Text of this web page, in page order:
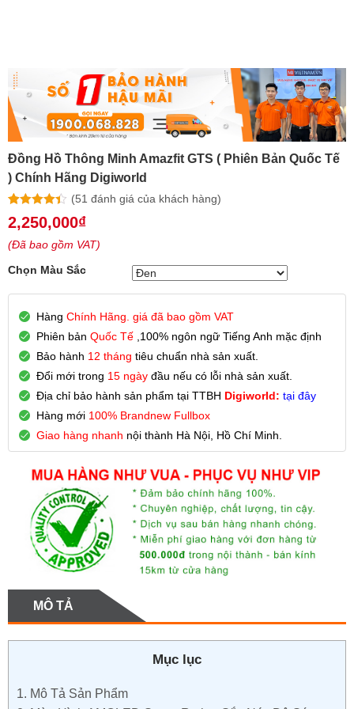
Đồng Hồ Thông Minh Amazfit GTS ( Phiên Bản Quốc Tế
) Chính Hãng Digiworld
4.34trên 5
dựa trên
50
(51 đánh giá của khách hàng)
2,250,000₫
(Đã bao gồm VAT)
Chọn Màu Sắc
Hàng Chính Hãng. giá đã bao gồm VAT
Phiên bản Quốc Tế ,100% ngôn ngữ Tiếng Anh mặc định
Bảo hành 12 tháng tiêu chuẩn nhà sản xuất.
Đổi mới trong 15 ngày đầu nếu có lỗi nhà sản xuất.
Địa chỉ bảo hành sản phẩm tại TTBH Digiworld: tại đây
Hàng mới 100% Brandnew Fullbox
Giao hàng nhanh nội thành Hà Nội, Hồ Chí Minh.
MÔ TẢ
Mục lục
1. Mô Tả Sản Phẩm